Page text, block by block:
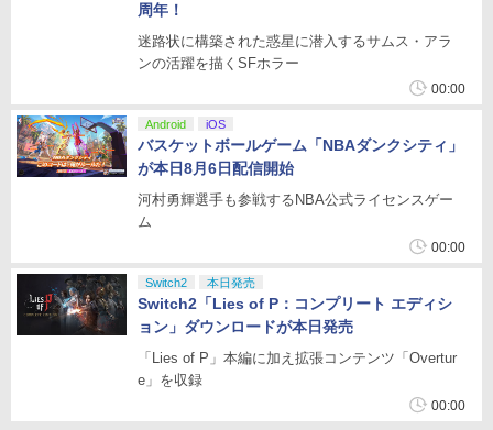
周年！
迷路状に構築された惑星に潜入するサムス・アラ
ンの活躍を描くSFホラー
00:00
Android iOS
バスケットボールゲーム「NBAダンクシティ」
が本日8月6日配信開始
河村勇輝選手も参戦するNBA公式ライセンスゲー
ム
00:00
Switch2 本日発売
Switch2「Lies of P：コンプリート エディシ
ョン」ダウンロードが本日発売
「Lies of P」本編に加え拡張コンテンツ「Overtur
e」を収録
00:00